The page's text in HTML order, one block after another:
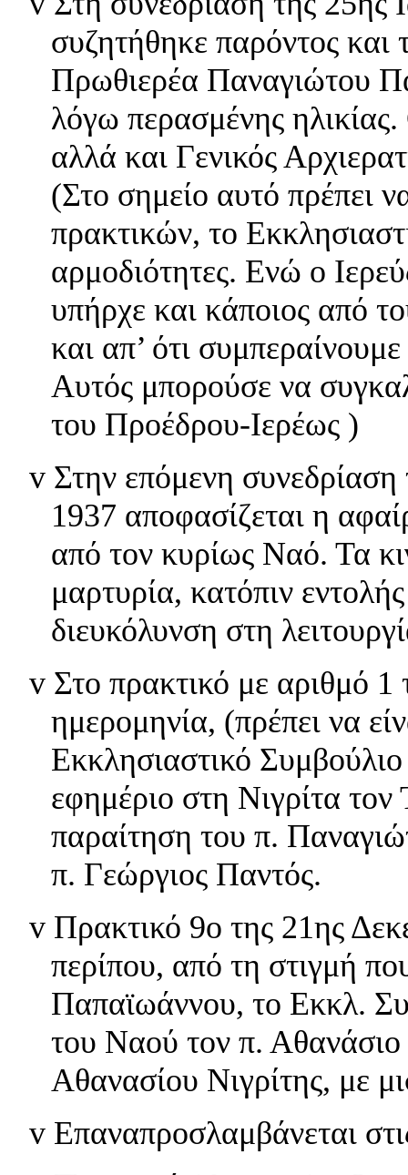
συζητήθηκε παρόντος
Πρωθιερέα Παναγιώτου
λόγω περασμένης
αλλά και Γενικός
(Στο σημείο αυτό πρέπει
πρακτικών, το
αρμοδιότητες. Ενώ ο
υπήρχε και κάποιος από
και απ’ ότι
Αυτός μπορούσε να
του Προέδρου-Ιερέως )
v Στην επόμενη
1937 αποφασίζεται η
από τον κυρίως Ναό. Τα
μαρτυρία, κατόπιν
διευκόλυνση στη
v Στο πρακτικό με αριθμό 1
ημερομηνία, (πρέπει να
Εκκλησιαστικό
εφημέριο στη Νιγρίτα
παραίτηση του π.
π. Γεώργιος Παντός.
v Πρακτικό 9ο της 21ης
περίπου, από τη στιγμή
Παπαϊωάννου, το Εκκλ.
του Ναού τον π.
Αθανασίου Νιγρίτης, με
v Επαναπροσλαμβάνεται